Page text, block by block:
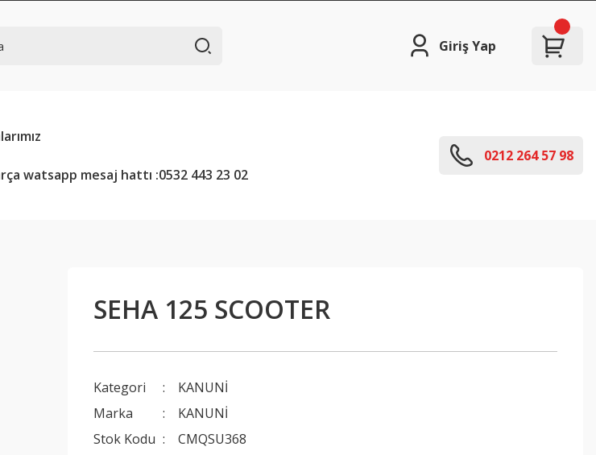
Giriş Yap
watsapp mesaj hattı :0532 443 23 02
0212 264 57 98
SEHA 125 SCOOTER
Kategori
KANUNİ
Marka
KANUNİ
Stok Kodu
CMQSU368